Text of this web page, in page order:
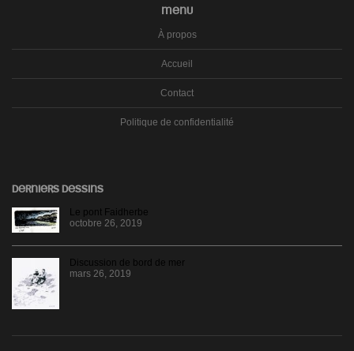
MENU
À propos
Accueil
Contact
Politique de confidentialité
DERNIERS DESSINS
Le pont Faidherbe
octobre 26, 2019
Discussion de bord de mer
mars 26, 2019